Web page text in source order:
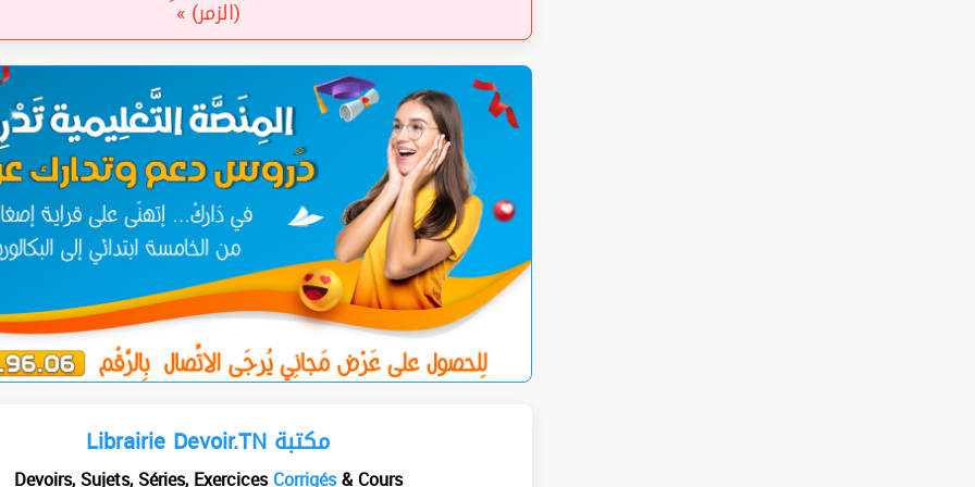
(الزمر) »
Librairie Devoir.TN مكتبة
Devoirs, Sujets, Séries, ExercicesCorrigés& Cours